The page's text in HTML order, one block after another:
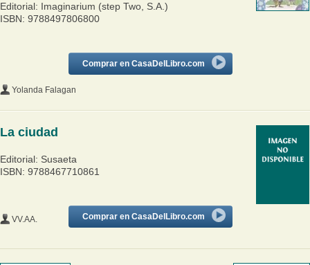
Editorial: Imaginarium (step Two, S.A.)
ISBN: 9788497806800
Comprar en CasaDelLibro.com
Yolanda Falagan
La ciudad
Editorial: Susaeta
ISBN: 9788467710861
Comprar en CasaDelLibro.com
VV.AA.